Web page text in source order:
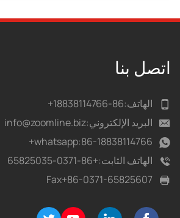
اتصل بنا
الهاتف:86-18838114766+
البريد الإلكتروني:info@zoomline.biz
whatsapp:86-18838114766+
الهاتف الثابت:+86-0371-65825035
Fax+86-0371-65825607